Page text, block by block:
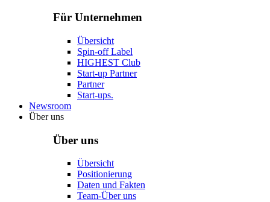
Für Unternehmen
Übersicht
Spin-off Label
HIGHEST Club
Start-up Partner
Partner
Start-ups.
Newsroom
Über uns
Über uns
Übersicht
Positionierung
Daten und Fakten
Team-Über uns